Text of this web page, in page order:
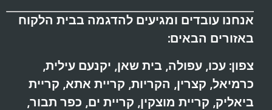
אנחנו עובדים ומגיעים להדגמה בבית הלקוח
באזורים הבאים:
צפון: עכו, עפולה, בית שאן, יקנעם עילית,
כרמיאל, קצרין, הקריות, קריית אתא, קריית
ביאליק, קריית מוצקין, קריית ים, כפר תבור,